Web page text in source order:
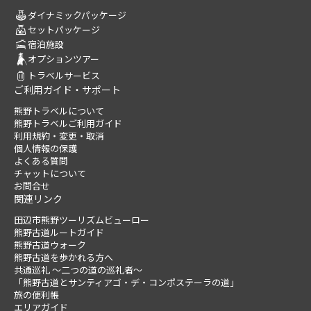
ダイナミックパッケージ
セットパッケージ
宿泊施設
オプションツアー
トラベルサービス
ご利用ガイド・サポート
熊野トラベルについて
熊野トラベルご利用ガイド
利用規約・変更・取消
個人情報の保護
よくある質問
チャットについて
お問合せ
関連リンク
田辺市熊野ツーリズムビューロー
熊野古道ルートガイド
熊野古道ウォーク
熊野古道を歩かれる方へ
共通巡礼 ～二つの道の巡礼者～
「熊野古道とサンティアゴ・デ・コンポステーラの道」
旅の便利帳
エリアガイド